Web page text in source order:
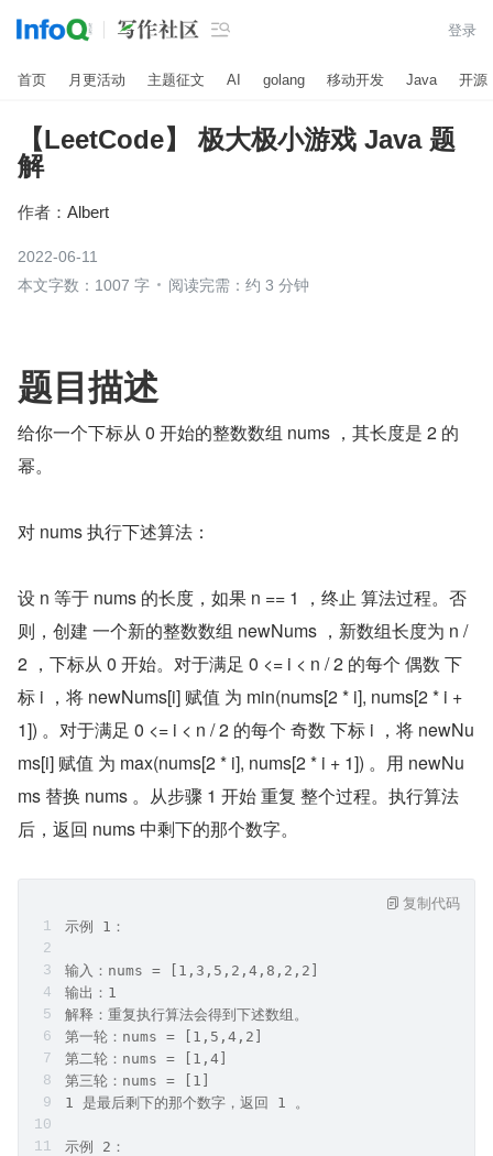
 登录
首页 月更活动 主题征文 AI golang 移动开发 Java 开源
【LeetCode】 极大极小游戏 Java 题
解
作者： Albert
2022-06-11
本文字数：1007 字
阅读完需：约 3 分钟
题目描述
给你一个下标从 0 开始的整数数组 nums ，其长度是 2 的
幂。
对 nums 执行下述算法：
设 n 等于 nums 的长度，如果 n == 1 ，终止 算法过程。否
则，创建 一个新的整数数组 newNums ，新数组长度为 n /
2 ，下标从 0 开始。对于满足 0 <= i < n / 2 的每个 偶数 下
标 i ，将 newNums[i] 赋值 为 min(nums[2 * i], nums[2 * i +
1]) 。对于满足 0 <= i < n / 2 的每个 奇数 下标 i ，将 newNu
ms[i] 赋值 为 max(nums[2 * i], nums[2 * i + 1]) 。用 newNu
ms 替换 nums 。从步骤 1 开始 重复 整个过程。执行算法
后，返回 nums 中剩下的那个数字。
示例 1：
输入：nums = [1,3,5,2,4,8,2,2]
输出：1
解释：重复执行算法会得到下述数组。
第一轮：nums = [1,5,4,2]
第二轮：nums = [1,4]
第三轮：nums = [1]
1 是最后剩下的那个数字，返回 1 。
示例 2：
复制代码